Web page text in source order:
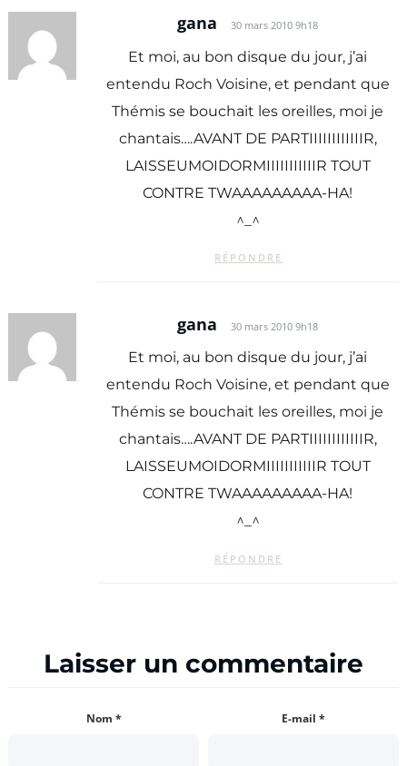
gana 30 mars 2010 9h18
Et moi, au bon disque du jour, j’ai
entendu Roch Voisine, et pendant que
Thémis se bouchait les oreilles, moi je
chantais….AVANT DE PARTIIIIIIIIIIIIR,
LAISSEUMOIDORMIIIIIIIIIIIR TOUT
CONTRE TWAAAAAAAAA-HA!
^_^
RÉPONDRE
gana 30 mars 2010 9h18
Et moi, au bon disque du jour, j’ai
entendu Roch Voisine, et pendant que
Thémis se bouchait les oreilles, moi je
chantais….AVANT DE PARTIIIIIIIIIIIIR,
LAISSEUMOIDORMIIIIIIIIIIIR TOUT
CONTRE TWAAAAAAAAA-HA!
^_^
RÉPONDRE
Laisser un commentaire
Nom * E-mail *